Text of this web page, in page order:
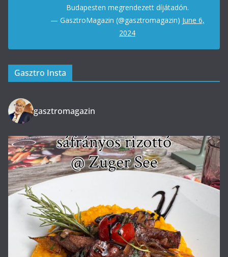
Budapesten megrendezett díjátadón.
— GasztroMagazin (@gasztromagazin) June 6,
2024
Gasztro Insta
gasztromagazin